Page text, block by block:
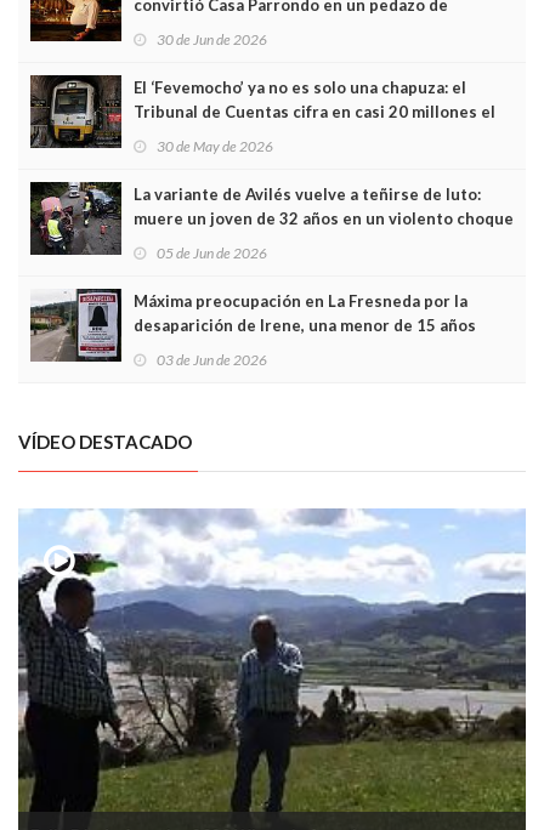
convirtió Casa Parrondo en un pedazo de
Asturias en Madrid
30 de Jun de 2026
El ‘Fevemocho’ ya no es solo una chapuza: el
Tribunal de Cuentas cifra en casi 20 millones el
sobrecoste de los trenes que no cabían por los
30 de May de 2026
La variante de Avilés vuelve a teñirse de luto:
muere un joven de 32 años en un violento choque
frontal
05 de Jun de 2026
Máxima preocupación en La Fresneda por la
desaparición de Irene, una menor de 15 años
03 de Jun de 2026
VÍDEO DESTACADO